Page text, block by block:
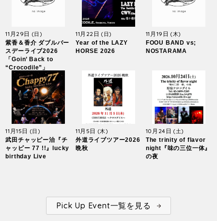
11月29日 (日)
紫香＆香介 ダブルバー
スデーライブ2026
「Goin’ Back to
“Crocodile”」
11月22日(日)
Year of the LAZY
HORSE 2026
11月19日 (木)
FOOU BAND vs;
NOSTARAMA
11月15日 (日)
武田チャッピー治『チ
ャッピー 77 !!』lucky
birthday Live
11月5日 (木)
外道ライブツアー2026
晩秋
10月24日 (土)
The trinity of flavor
night『味の三位一体』
の夜
Pick Up Event一覧を見る